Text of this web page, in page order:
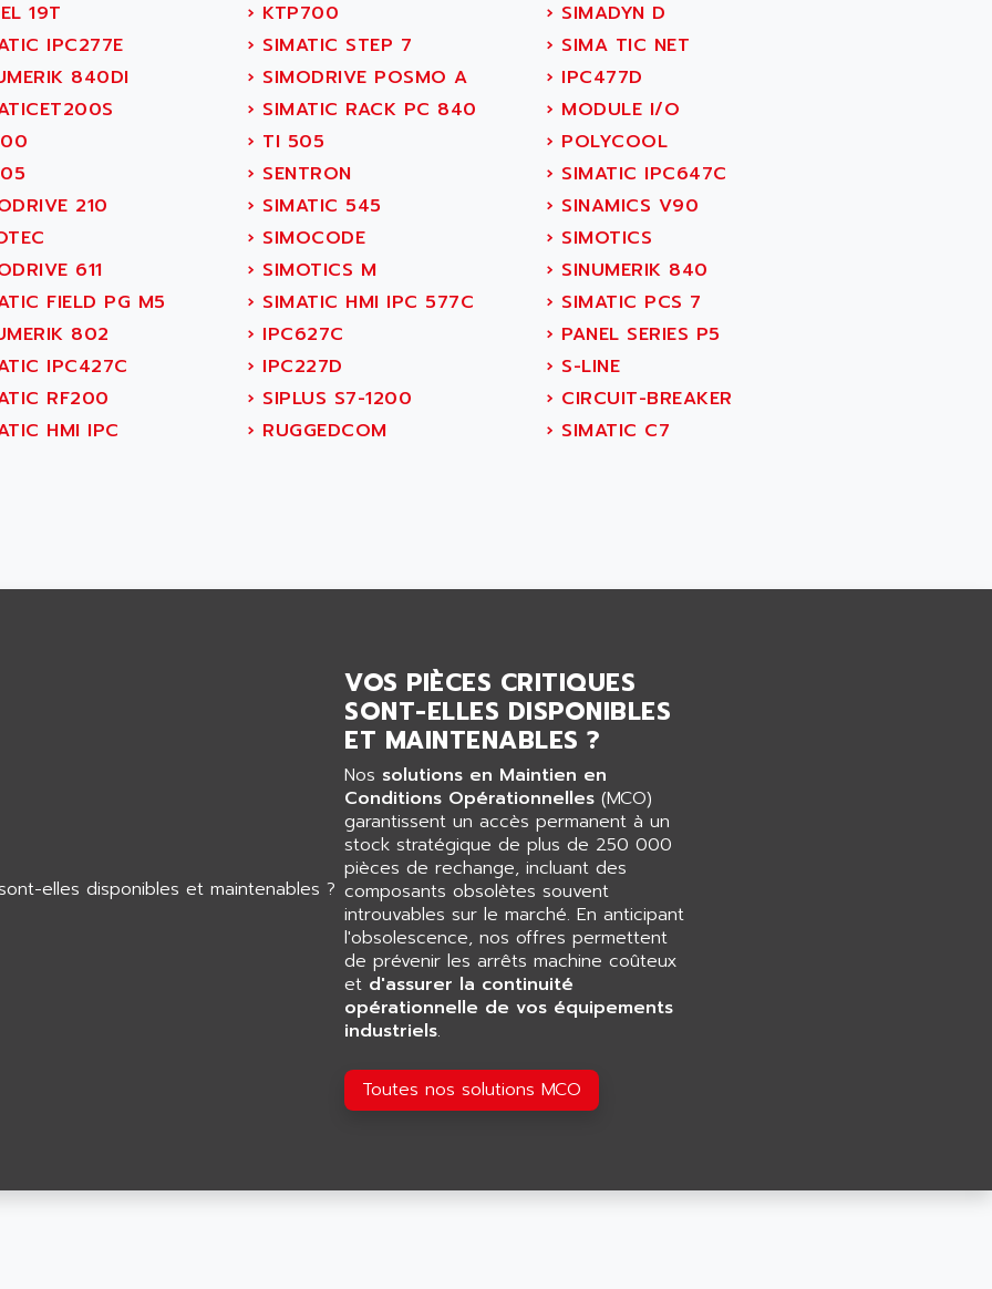
19T › KTP700 › SIMADYN D
IPC277E › SIMATIC STEP 7 › SIMA TIC NET
840DI › SIMODRIVE POSMO A › IPC477D
› SIMATIC RACK PC 840 › MODULE I/O
› TI 505 › POLYCOOL
› SENTRON › SIMATIC IPC647C
210 › SIMATIC 545 › SINAMICS V90
› SIMOCODE › SIMOTICS
611 › SIMOTICS M › SINUMERIK 840
FIELD PG M5 › SIMATIC HMI IPC 577C › SIMATIC PCS 7
802 › IPC627C › PANEL SERIES P5
IPC427C › IPC227D › S-LINE
RF200 › SIPLUS S7-1200 › CIRCUIT-BREAKER
HMI IPC › RUGGEDCOM › SIMATIC C7
VOS PIÈCES CRITIQUES
SONT-ELLES DISPONIBLES
ET MAINTENABLES ?
Nos solutions en Maintien en
Conditions Opérationnelles (MCO)
garantissent un accès permanent à un
stock stratégique de plus de 250 000
pièces de rechange, incluant des
composants obsolètes souvent
introuvables sur le marché. En anticipant
l'obsolescence, nos offres permettent
de prévenir les arrêts machine coûteux
et d'assurer la continuité
opérationnelle de vos équipements
industriels.
Toutes nos solutions MCO